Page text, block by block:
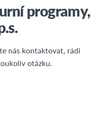
programy,
nás kontaktovat, rádi
otázku.